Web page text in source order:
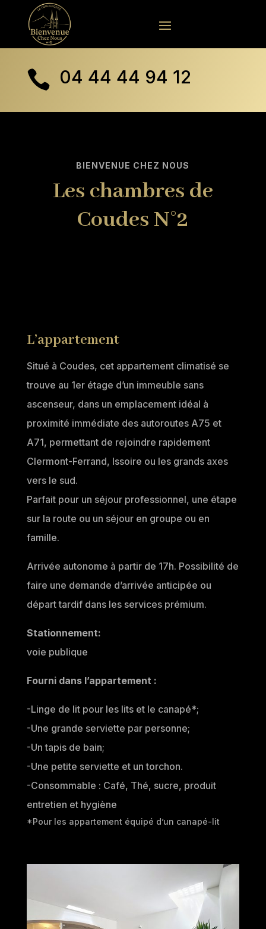
 04 44 44 94 12
BIENVENUE CHEZ NOUS
Les chambres de
Coudes N°2
L’appartement
Situé à Coudes, cet appartement climatisé se
trouve au 1er étage d’un immeuble sans
ascenseur, dans un emplacement idéal à
proximité immédiate des autoroutes A75 et
A71, permettant de rejoindre rapidement
Clermont-Ferrand, Issoire ou les grands axes
vers le sud.
Parfait pour un séjour professionnel, une étape
sur la route ou un séjour en groupe ou en
famille.
Arrivée autonome à partir de 17h. Possibilité de
faire une demande d’arrivée anticipée ou
départ tardif dans les services prémium.
Stationnement:
voie publique
Fourni dans l’appartement :
-Linge de lit pour les lits et le canapé*;
-Une grande serviette par personne;
-Un tapis de bain;
-Une petite serviette et un torchon.
-Consommable : Café, Thé, sucre, produit
entretien et hygiène
*Pour les appartement équipé d’un canapé-lit